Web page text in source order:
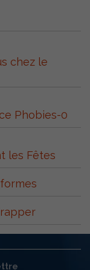
chez le
Phobies-0
les Fêtes